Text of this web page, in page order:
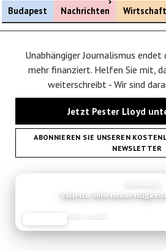
Budapest Nachrichten
Menü öffnen
Wirtschaft
Unabhängiger Journalismus
mehr finanziert. Helfen Sie mit,
weiterschreibt - Wir sind
Jetzt Pester Lloyd
ABONNIEREN SIE UNSEREN
NEWSLETTER
Valletta
Reise-Guide